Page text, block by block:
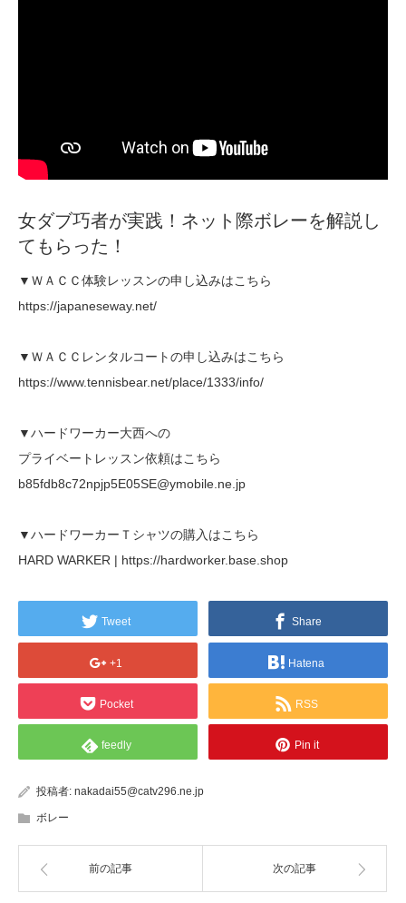
女ダブ巧者が実践！ネット際ボレーを解説し
てもらった！
▼ＷＡＣＣ体験レッスンの申し込みはこちら
https://japaneseway.net/
▼ＷＡＣＣレンタルコートの申し込みはこちら
https://www.tennisbear.net/place/1333/info/
▼ハードワーカー大西への
プライベートレッスン依頼はこちら
b85fdb8c72npjp5E05SE@ymobile.ne.jp
▼ハードワーカーＴシャツの購入はこちら
HARD WARKER | https://hardworker.base.shop
Tweet Share
+1 Hatena
Pocket RSS
feedly Pin it
投稿者: nakadai55@catv296.ne.jp
ボレー
前の記事 次の記事